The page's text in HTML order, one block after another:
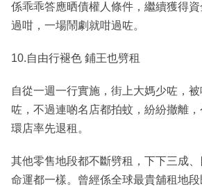
係乖乖答應晒債權人條件，繼續獲得
過咁，一場鬧劇就咁過咗。
10.自由行褪色 鋪王也劈租
自從一週一行實施，街上大媽少咗，
咗，不過連啲名店都拍蚊，紛紛撤離
環店率先退租。
其他零售地段都不斷劈租，下下三成
命運都一樣。曾經係全球最貴舖租地